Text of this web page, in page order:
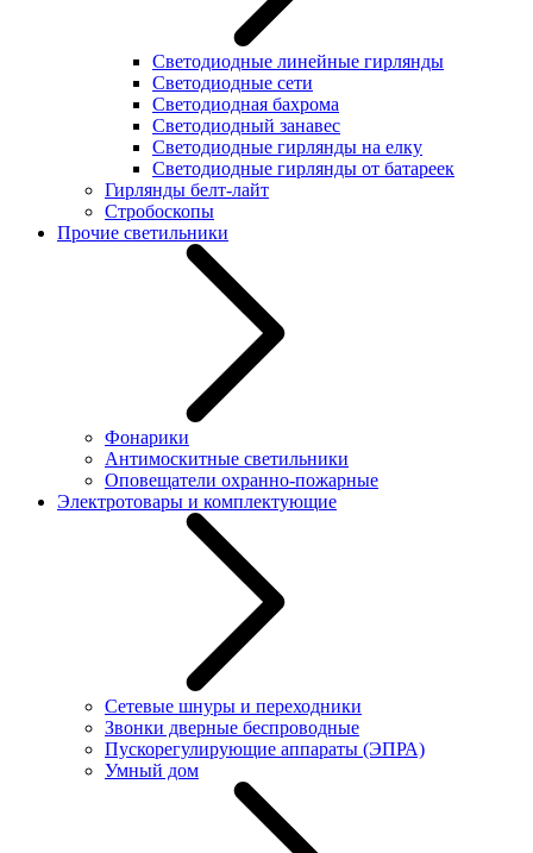
Светодиодные линейные гирлянды
Светодиодные сети
Светодиодная бахрома
Светодиодный занавес
Светодиодные гирлянды на елку
Светодиодные гирлянды от батареек
Гирлянды белт-лайт
Стробоскопы
Прочие светильники
Фонарики
Антимоскитные светильники
Оповещатели охранно-пожарные
Электротовары и комплектующие
Сетевые шнуры и переходники
Звонки дверные беспроводные
Пускорегулирующие аппараты (ЭПРА)
Умный дом